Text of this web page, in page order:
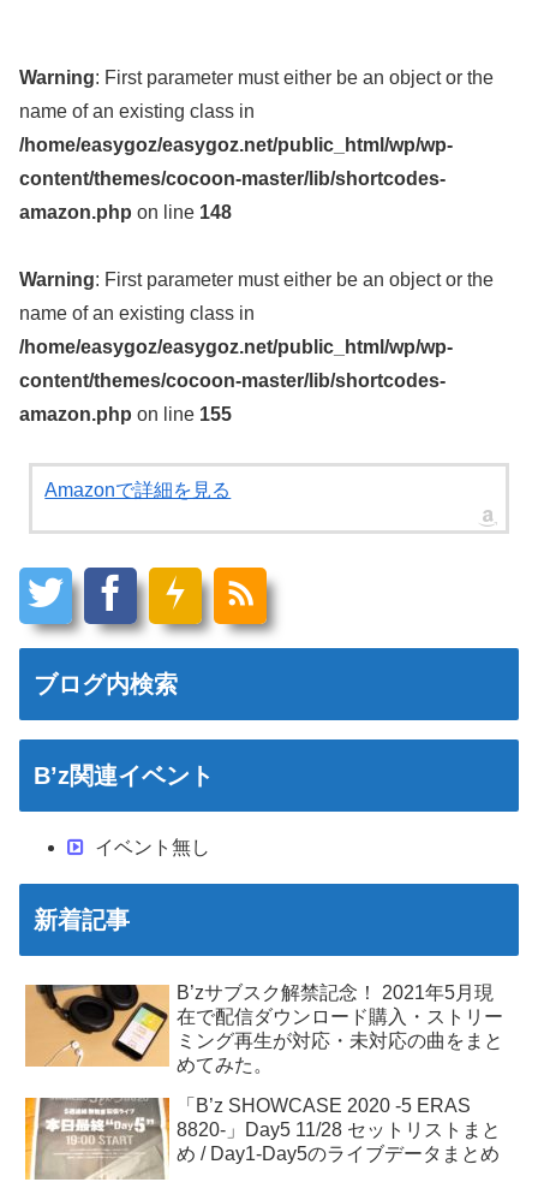
Warning: First parameter must either be an object or the
name of an existing class in
/home/easygoz/easygoz.net/public_html/wp/wp-
content/themes/cocoon-master/lib/shortcodes-
amazon.php on line 148
Warning: First parameter must either be an object or the
name of an existing class in
/home/easygoz/easygoz.net/public_html/wp/wp-
content/themes/cocoon-master/lib/shortcodes-
amazon.php on line 155
Amazonで詳細を見る
ブログ内検索
B’z関連イベント
イベント無し
新着記事
B’zサブスク解禁記念！ 2021年5月現
在で配信ダウンロード購入・ストリー
ミング再生が対応・未対応の曲をまと
めてみた。
「B’z SHOWCASE 2020 -5 ERAS
8820-」Day5 11/28 セットリストまと
め / Day1-Day5のライブデータまとめ